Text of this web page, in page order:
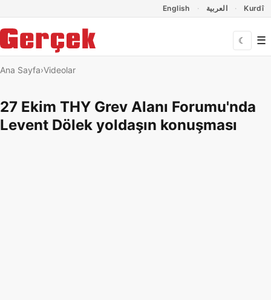
English العربية Kurdî
☾ ☰
Ana Sayfa Videolar
27 Ekim THY Grev Alanı Forumu'nda
Levent Dölek yoldaşın konuşması